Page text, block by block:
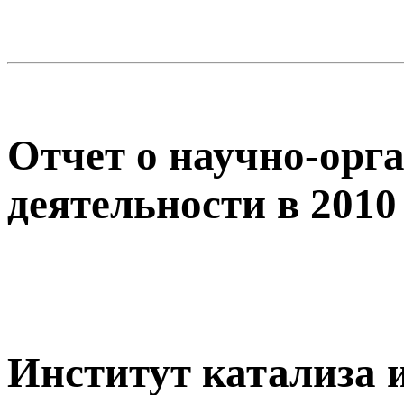
Отчет о научно-
деятельности в
Институт